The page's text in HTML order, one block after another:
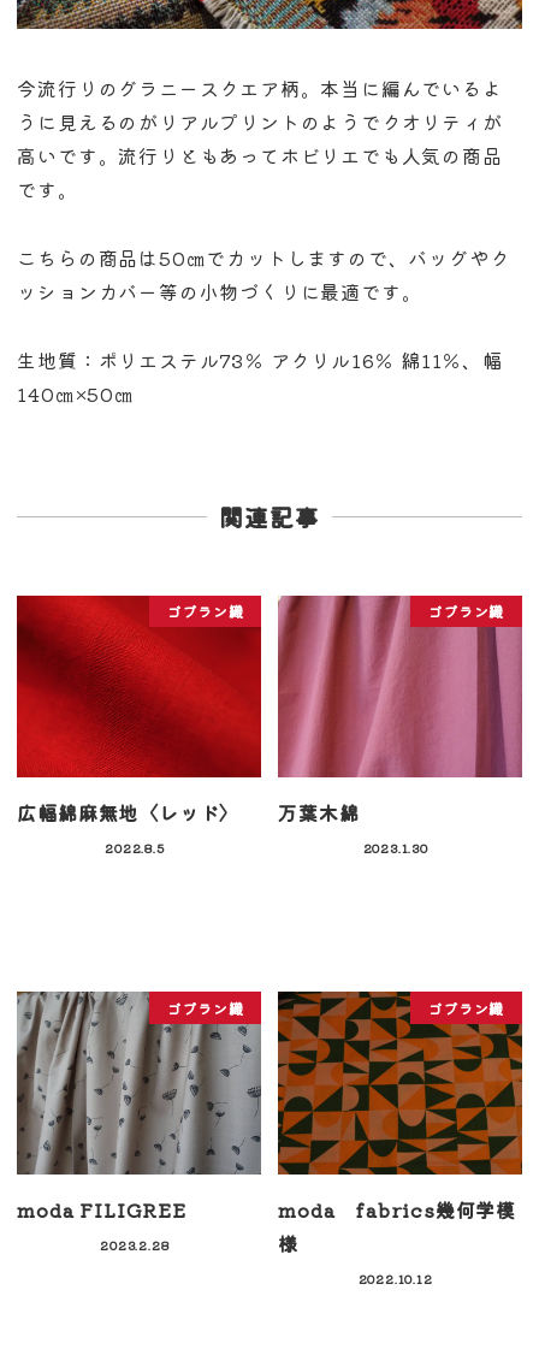
今流行りのグラニースクエア柄。本当に編んでいるよ
うに見えるのがリアルプリントのようでクオリティが
高いです。流行りともあってホビリエでも人気の商品
です。
こちらの商品は50㎝でカットしますので、バッグやク
ッションカバー等の小物づくりに最適です。
生地質：ポリエステル73％ アクリル16％ 綿11％、幅
140㎝×50㎝
関連記事
ゴブラン織
広幅綿麻無地〈レッド〉
2022.8.5
ゴブラン織
万葉木綿
2023.1.30
ゴブラン織
moda FILIGREE
2023.2.28
ゴブラン織
moda fabrics幾何学模
様
2022.10.12